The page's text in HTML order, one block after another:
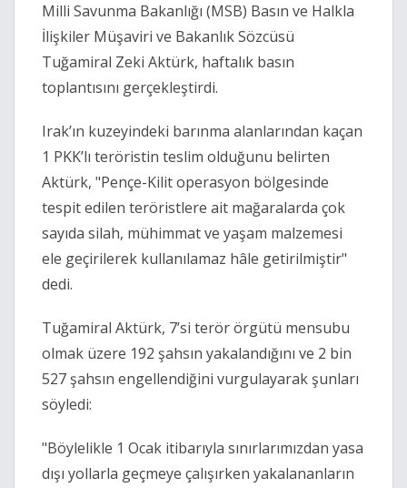
Milli Savunma Bakanlığı (MSB) Basın ve Halkla
İlişkiler Müşaviri ve Bakanlık Sözcüsü
Tuğamiral Zeki Aktürk, haftalık basın
toplantısını gerçekleştirdi.
Irak’ın kuzeyindeki barınma alanlarından kaçan
1 PKK’lı teröristin teslim olduğunu belirten
Aktürk, "Pençe-Kilit operasyon bölgesinde
tespit edilen teröristlere ait mağaralarda çok
sayıda silah, mühimmat ve yaşam malzemesi
ele geçirilerek kullanılamaz hâle getirilmiştir"
dedi.
Tuğamiral Aktürk, 7’si terör örgütü mensubu
olmak üzere 192 şahsın yakalandığını ve 2 bin
527 şahsın engellendiğini vurgulayarak şunları
söyledi:
"Böylelikle 1 Ocak itibarıyla sınırlarımızdan yasa
dışı yollarla geçmeye çalışırken yakalananların